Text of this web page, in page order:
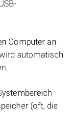
Computer an
automatisch
(oft, die